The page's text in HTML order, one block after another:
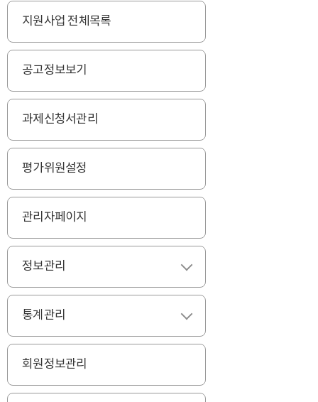
지원사업 전체목록
공고정보보기
과제신청서관리
평가위원설정
관리자페이지
정보관리
통계관리
회원정보관리